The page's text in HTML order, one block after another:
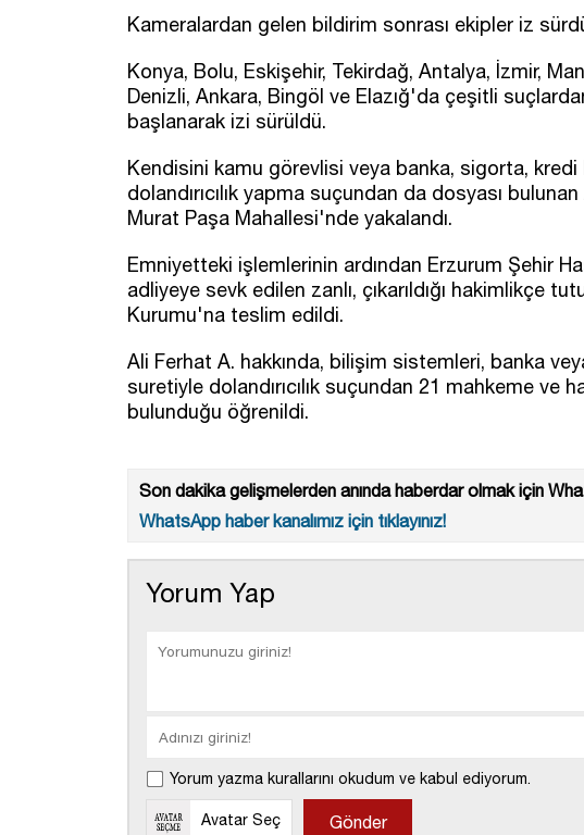
Kameralardan gelen bildirim sonrası ekipler iz
Konya, Bolu, Eskişehir, Tekirdağ, Antalya, İzmir,
Denizli, Ankara, Bingöl ve Elazığ'da çeşitli
başlanarak izi sürüldü.
Kendisini kamu görevlisi veya banka, sigorta, kredi
dolandırıcılık yapma suçundan da dosyası
Murat Paşa Mahallesi'nde yakalandı.
Emniyetteki işlemlerinin ardından Erzurum Şehir
adliyeye sevk edilen zanlı, çıkarıldığı hakimlikçe
Kurumu'na teslim edildi.
Ali Ferhat A. hakkında, bilişim sistemleri, banka
suretiyle dolandırıcılık suçundan 21 mahkeme ve
bulunduğu öğrenildi.
Son dakika gelişmelerden anında haberdar olmak için
WhatsApp haber kanalımız için tıklayınız!
Yorum Yap
Yorum yazma kurallarını okudum ve kabul ediyorum.
Avatar Seç